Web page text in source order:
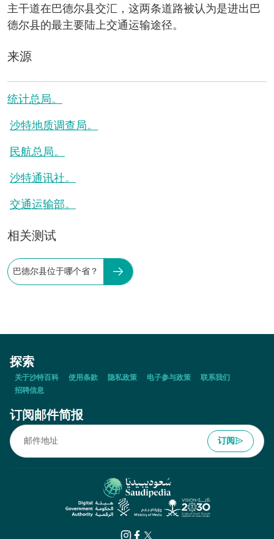
主干道在巴德尔县交汇，这两条道路被认为是进出巴
德尔县的最主要陆上交通运输途径。
来源
统计总局。
沙特地质调查局。
民航总局。
沙特通讯社。
交通运输部。
相关测试
巴德尔县位于哪个省？
探索
关于沙特百科 使用条款 隐私政策 电子参与政策
联系我们
招聘信息
订阅邮件简报
订阅